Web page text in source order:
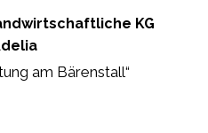
KG
am Bärenstall“